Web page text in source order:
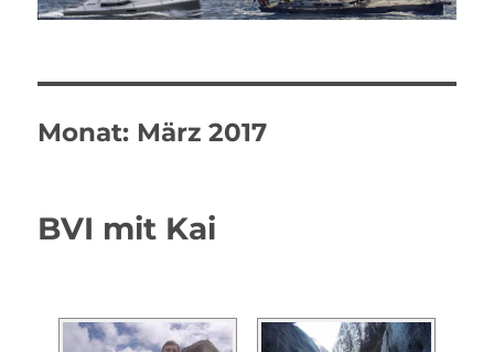
Monat: März 2017
BVI mit Kai